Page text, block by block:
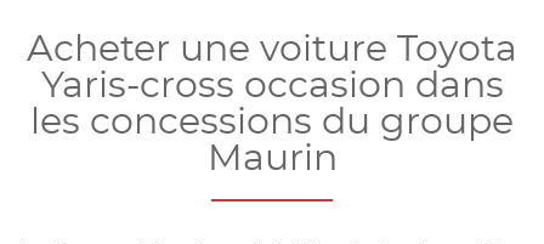
Acheter une voiture Toyota
Yaris-cross occasion dans
les concessions du groupe
Maurin